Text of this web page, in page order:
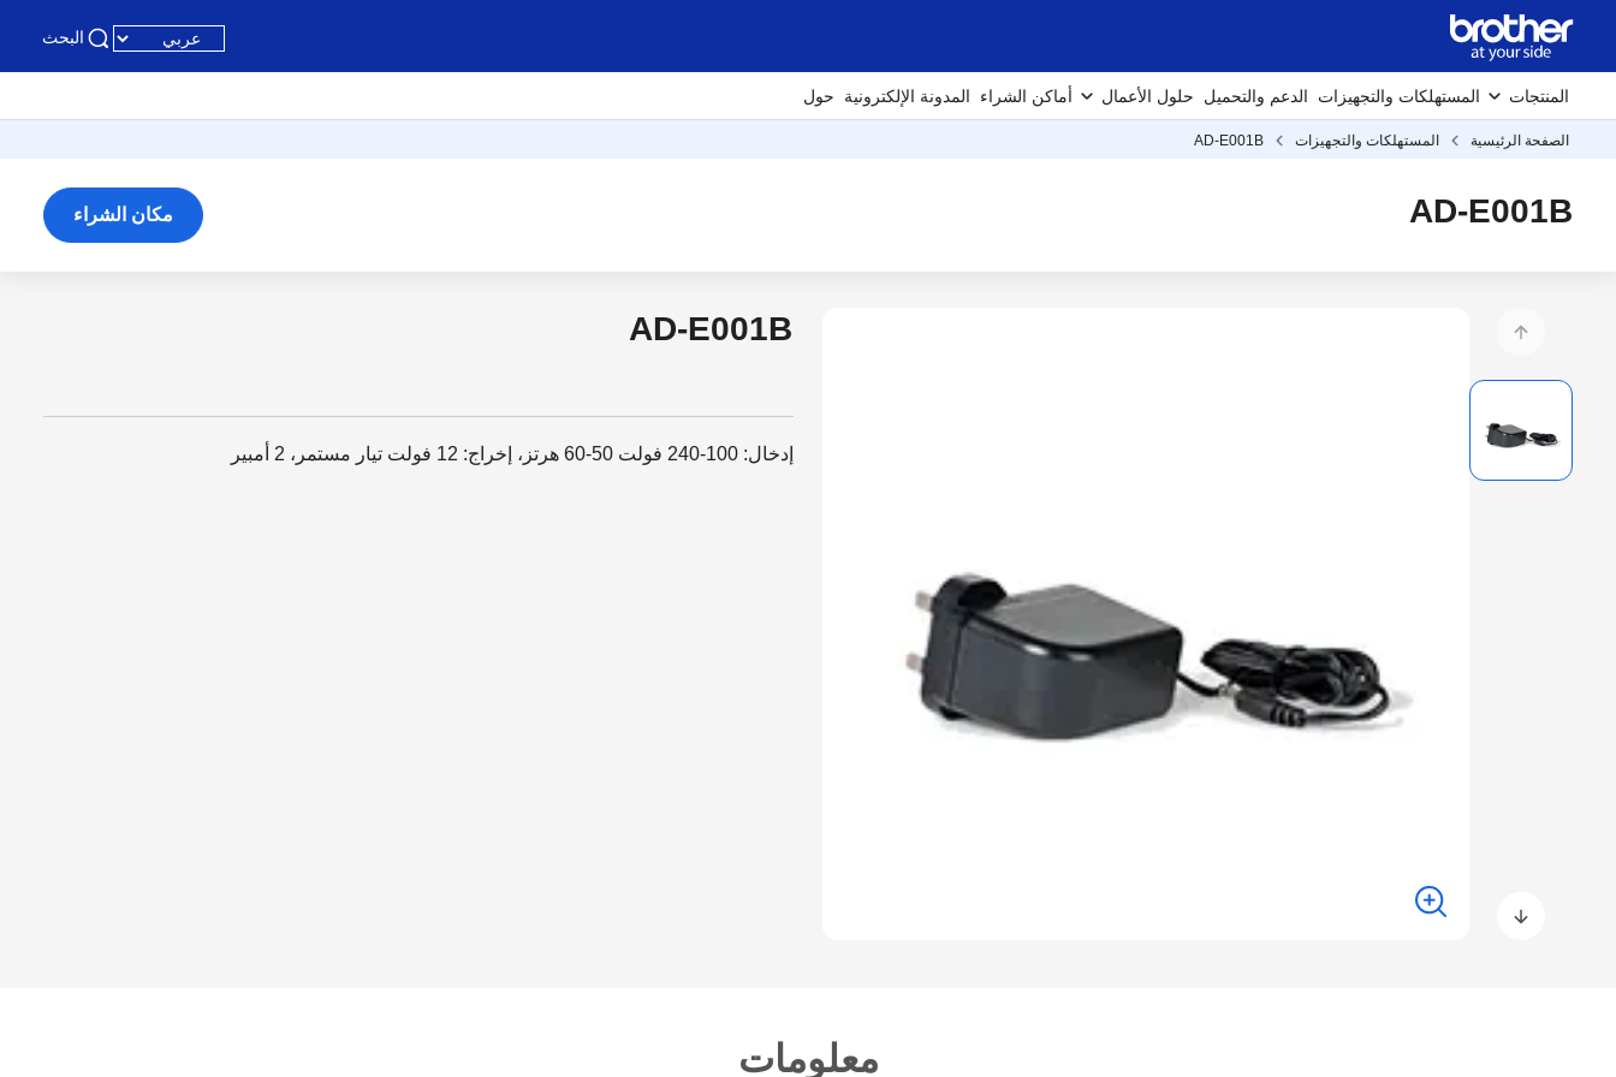
البحث
المنتجات المستهلكات والتجهيزات الدعم والتحميل حلول الأعمال أماكن الشراء المدونة الإلكترونية حول
الصفحة الرئيسية المستهلكات والتجهيزات AD-E001B
AD-E001B مكان الشراء
AD-E001B
إدخال: 100-240 فولت 50-60 هرتز، إخراج: 12 فولت تيار مستمر، 2 أمبير
معلومات